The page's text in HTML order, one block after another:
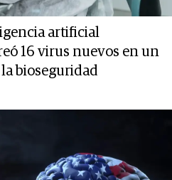
artificial
16 virus nuevos en un
bioseguridad